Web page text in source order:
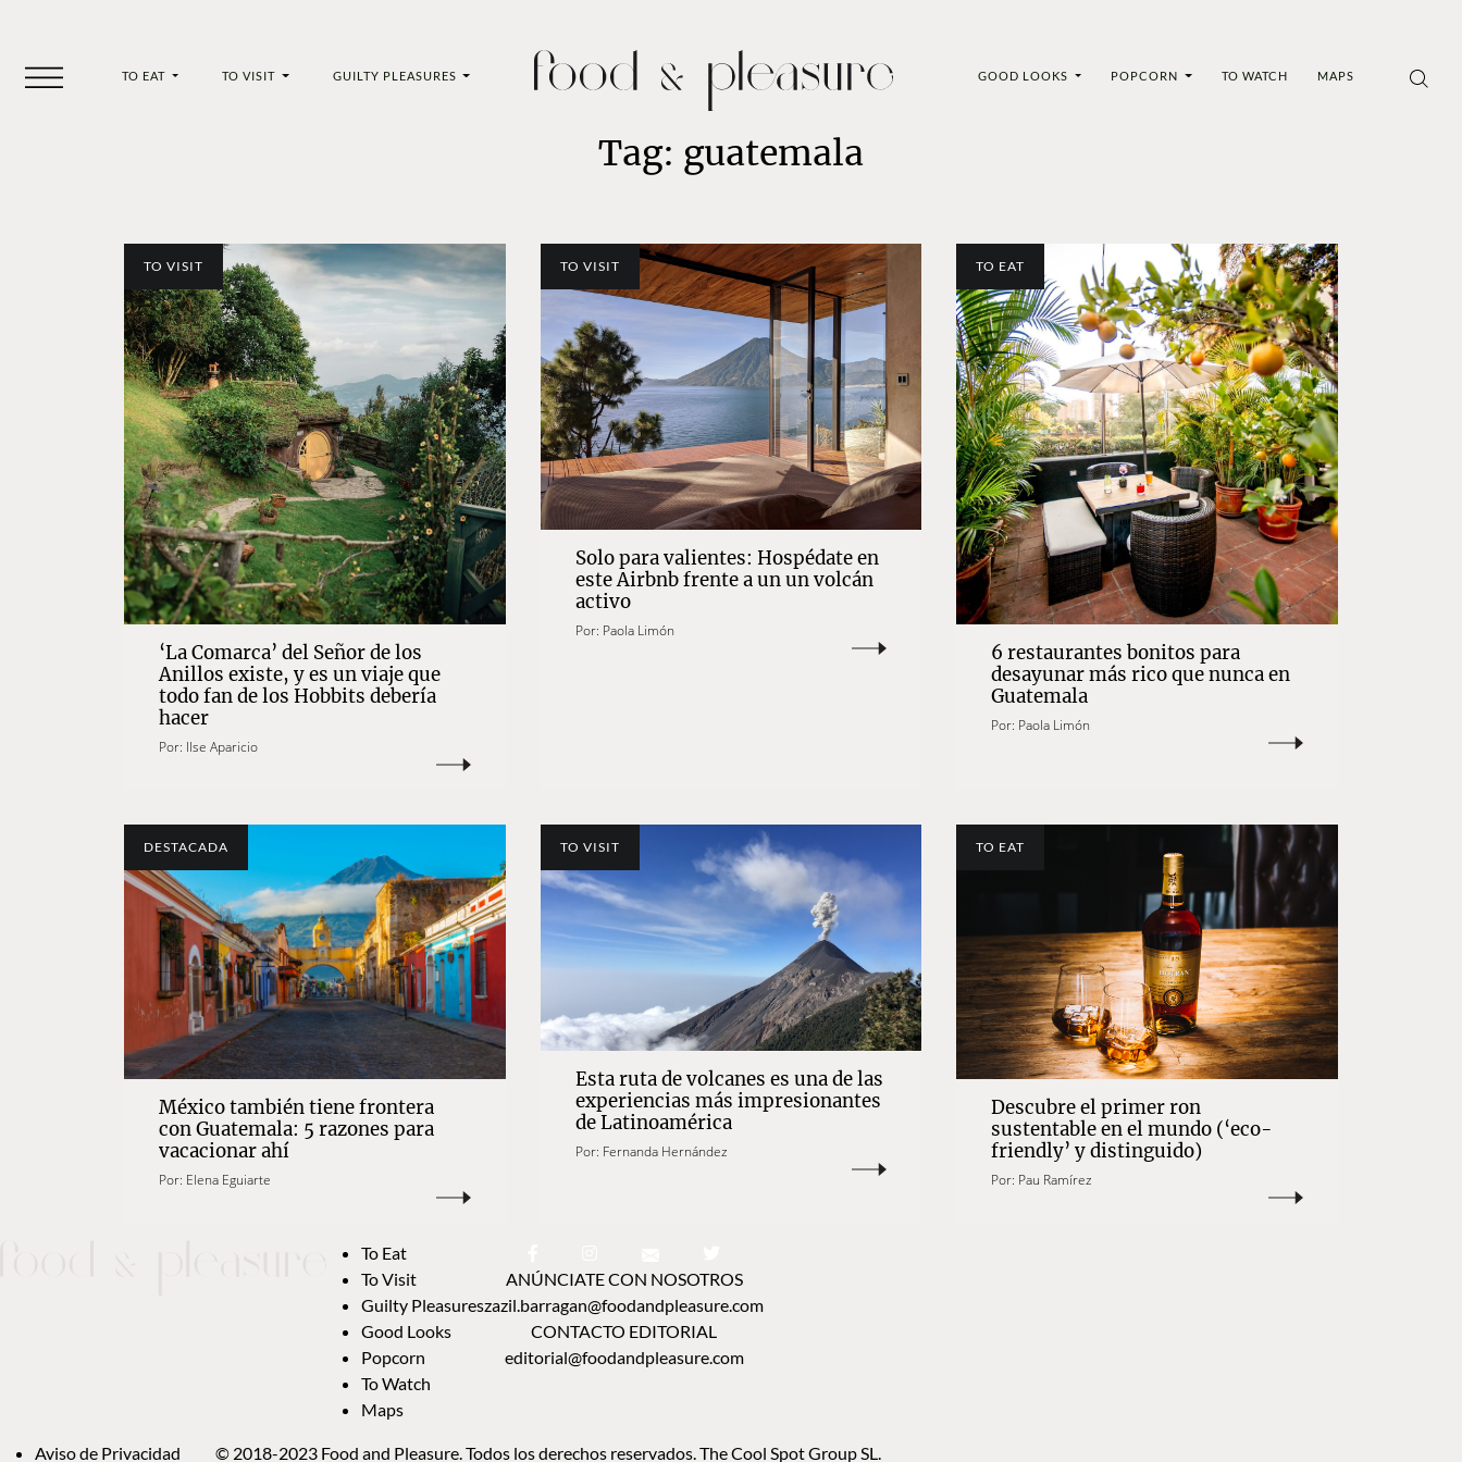
TO EAT TO VISIT GUILTY PLEASURES GOOD LOOKS POPCORN TO WATCH MAPS
Tag: guatemala
TO VISIT
‘La Comarca’ del Señor de los
Anillos existe, y es un viaje que
todo fan de los Hobbits debería
hacer
Por: Ilse Aparicio
TO VISIT
Solo para valientes: Hospédate en
este Airbnb frente a un un volcán
activo
Por: Paola Limón
TO EAT
6 restaurantes bonitos para
desayunar más rico que nunca en
Guatemala
Por: Paola Limón
DESTACADA
México también tiene frontera
con Guatemala: 5 razones para
vacacionar ahí
Por: Elena Eguiarte
TO VISIT
Esta ruta de volcanes es una de las
experiencias más impresionantes
de Latinoamérica
Por: Fernanda Hernández
TO EAT
Descubre el primer ron
sustentable en el mundo (‘eco-
friendly’ y distinguido)
Por: Pau Ramírez
To Eat
To Visit
Guilty Pleasures
Good Looks
Popcorn
To Watch
Maps
ANÚNCIATE CON NOSOTROS
zazil.barragan@foodandpleasure.com
CONTACTO EDITORIAL
editorial@foodandpleasure.com
Aviso de Privacidad © 2018-2023 Food and Pleasure. Todos los derechos reservados. The Cool Spot Group SL.